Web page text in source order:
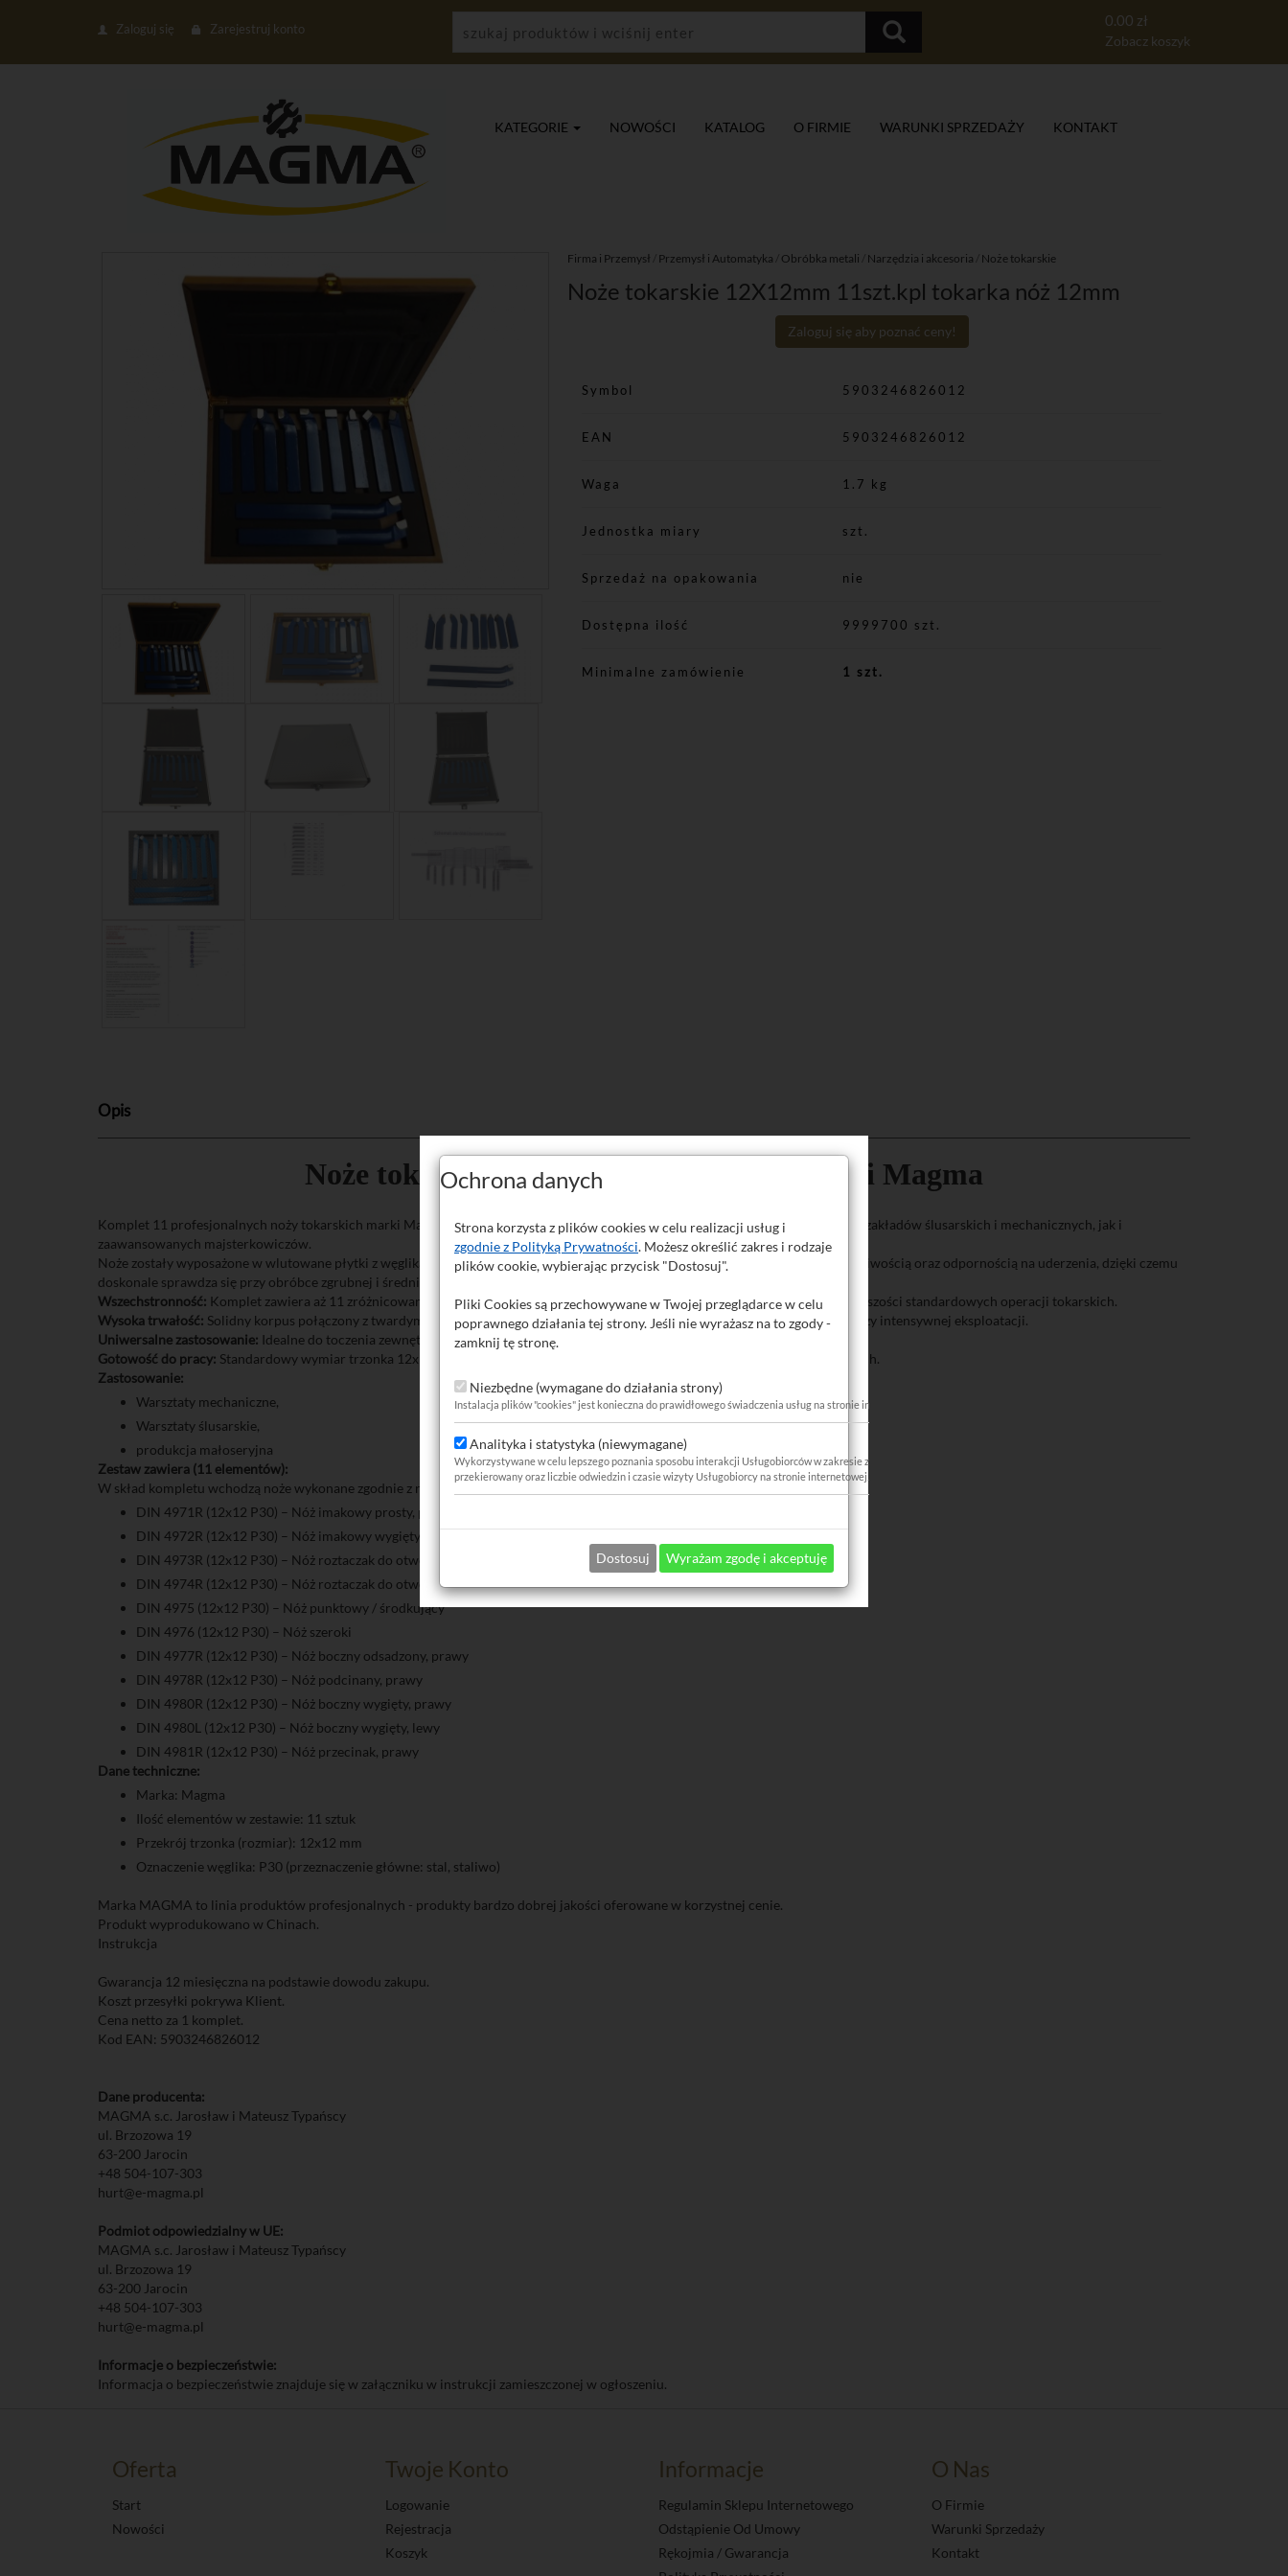
Zaloguj się Zarejestruj konto 0.00 zł
Zobacz koszyk
KATEGORIE NOWOŚCI KATALOG O FIRMIE WARUNKI SPRZEDAŻY KONTAKT
Firma i Przemysł Przemysł i Automatyka Obróbka metali Narzędzia i akcesoria Noże tokarskie
Noże tokarskie 12X12mm 11szt.kpl tokarka nóż 12mm
Zaloguj się aby poznać ceny!
Symbol 5903246826012
EAN 5903246826012
Waga 1.7 kg
Jednostka miary szt.
Sprzedaż na opakowania nie
Dostępna ilość 9999700 szt.
Minimalne zamówienie 1 szt.
Opis
Noże tokarskie 12x12 komplet 11 szt. marki Magma
Komplet 11 profesjonalnych noży tokarskich marki Magma o przekroju 12x12 mm to idealny wybór zarówno dla profesjonalnych zakładów ślusarskich i mechanicznych, jak i
zaawansowanych majsterkowiczów.
Noże zostały wyposażone w wlutowane płytki z węglika spiekanego o oznaczeniu P30. Gatunek ten charakteryzuje się wysoką ciągliwością oraz odpornością na uderzenia, dzięki czemu
doskonale sprawdza się przy obróbce zgrubnej i średniodokładnej stali oraz staliwa, również przy przerywanej pracy.
Wszechstronność: Komplet zawiera aż 11 zróżnicowanych noży (prawych, lewych oraz czołowych), co pozwala na wykonanie większości standardowych operacji tokarskich.
Wysoka trwałość: Solidny korpus połączony z twardym węglikiem spiekanym P30 gwarantuje długą żywotność narzędzi, nawet przy intensywnej eksploatacji.
Uniwersalne zastosowanie: Idealne do toczenia zewnętrznego, wewnętrznego, wytaczania, planowania, podcinania oraz odcinania.
Gotowość do pracy: Standardowy wymiar trzonka 12x12 mm pasuje do większości popularnych tokarek stołowych i warsztatowych.
Zastosowanie:
Warsztaty mechaniczne,
Warsztaty ślusarskie,
produkcja małoseryjna
Zestaw zawiera (11 elementów):
W skład kompletu wchodzą noże wykonane zgodnie z rygorystycznymi normami DIN, dedykowane do konkretnych zadań:
DIN 4971R (12x12 P30) – Nóż imakowy prosty, prawy
DIN 4972R (12x12 P30) – Nóż imakowy wygięty, prawy
DIN 4973R (12x12 P30) – Nóż roztaczak do otworów przelotowych, prawy
DIN 4974R (12x12 P30) – Nóż roztaczak do otworów nieprzelotowych (ślepych), prawy
DIN 4975 (12x12 P30) – Nóż punktowy / środkujący
DIN 4976 (12x12 P30) – Nóż szeroki
DIN 4977R (12x12 P30) – Nóż boczny odsadzony, prawy
DIN 4978R (12x12 P30) – Nóż podcinany, prawy
DIN 4980R (12x12 P30) – Nóż boczny wygięty, prawy
DIN 4980L (12x12 P30) – Nóż boczny wygięty, lewy
DIN 4981R (12x12 P30) – Nóż przecinak, prawy
Dane techniczne:
Marka: Magma
Ilość elementów w zestawie: 11 sztuk
Przekrój trzonka (rozmiar): 12x12 mm
Oznaczenie węglika: P30 (przeznaczenie główne: stal, staliwo)
Marka MAGMA to linia produktów profesjonalnych - produkty bardzo dobrej jakości oferowane w korzystnej cenie.
Produkt wyprodukowano w Chinach.
Instrukcja
Gwarancja 12 miesięczna na podstawie dowodu zakupu.
Koszt przesyłki pokrywa Klient.
Cena netto za 1 komplet.
Kod EAN: 5903246826012
Dane producenta:
MAGMA s.c. Jarosław i Mateusz Typańscy
ul. Brzozowa 19
63-200 Jarocin
+48 504-107-303
hurt@e-magma.pl
Podmiot odpowiedzialny w UE:
MAGMA s.c. Jarosław i Mateusz Typańscy
ul. Brzozowa 19
63-200 Jarocin
+48 504-107-303
hurt@e-magma.pl
Informacje o bezpieczeństwie:
Informacja o bezpieczeństwie znajduje się w załączniku w instrukcji zamieszczonej w ogłoszeniu.
Oferta
Start
Nowości
Twoje Konto
Logowanie
Rejestracja
Koszyk
Informacje
Regulamin Sklepu Internetowego
Odstąpienie Od Umowy
Rękojmia / Gwarancja
O Nas
O Firmie
Warunki Sprzedaży
Kontakt
Ochrona danych
Strona korzysta z plików cookies w celu realizacji usług i
zgodnie z Polityką Prywatności. Możesz określić zakres i rodzaje
plików cookie, wybierając przycisk "Dostosuj".
Pliki Cookies są przechowywane w Twojej przeglądarce w celu
poprawnego działania tej strony. Jeśli nie wyrażasz na to zgody -
zamknij tę stronę.
Niezbędne (wymagane do działania strony)
Instalacja plików "cookies" jest konieczna do prawidłowego świadczenia usług na stronie internetowej Serwisu. Umożliwiają korzystanie z podstawowych funkcji strony internetowej
Analityka i statystyka (niewymagane)
Wykorzystywane w celu lepszego poznania sposobu interakcji Usługobiorców w zakresie zawartości strony. Pliki gromadzą informacje o sposobie korzystania ze strony internetowej
przekierowany oraz liczbie odwiedzin i czasie wizyty Usługobiorcy na stronie internetowej. Informacje te nie rejestrują konkretnych danych osobowych Usługobiorcy, lecz służą do
Dostosuj Wyrażam zgodę i akceptuję